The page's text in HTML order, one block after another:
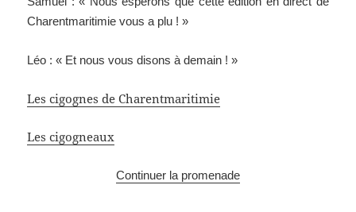
Charentmaritimie vous a plu ! »
Léo : « Et nous vous disons à demain ! »
Les cigognes de Charentmaritimie
Les cigogneaux
Continuer la promenade